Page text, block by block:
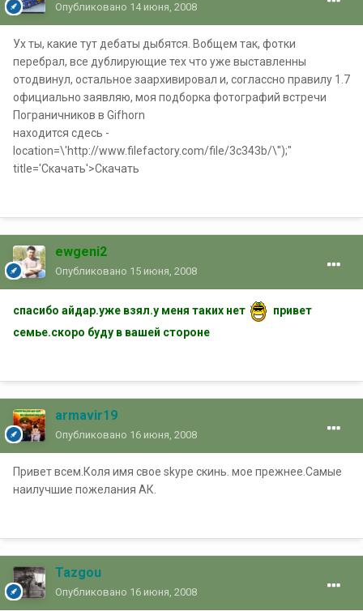
Опубликовано 14 июня, 2008
Ух ты, какие тут дебаты дыбятся. Вобщем так, фотки
перебрал, все дублирующие тех что уже выставленны
отодвинул, остальное заархивировал и, соглассно правилу 1.7
официально заявляю, моя подборка фотографий встречи
Пограничников в Gifhorn
находится сдесь -
location=\'http://www.filefactory.com/file/3c343b/\'');"
title='Скачать'>Скачать
ewgeni2
Опубликовано 15 июня, 2008
спасибо айдар.уже взял.у меня таких нет
привет
семье.скоро буду в вашей стороне
armavir19
Опубликовано 16 июня, 2008
Привет всем.Коля имя свое skype скинь. мое прежнее.Самые
наилучшие пожелания АК.
Tazgou
Опубликовано 16 июня, 2008